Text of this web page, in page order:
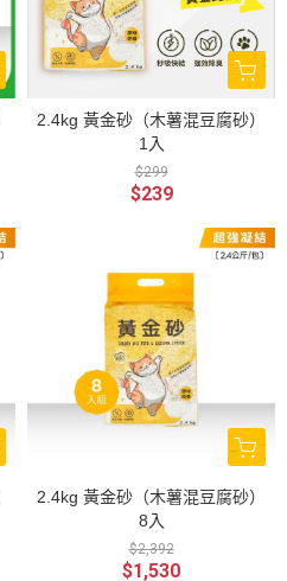
2.4kg 黃金砂（木薯混豆腐砂）
1入
$299
$239
2.4kg 黃金砂（木薯混豆腐砂）
8入
$2,392
$1,530